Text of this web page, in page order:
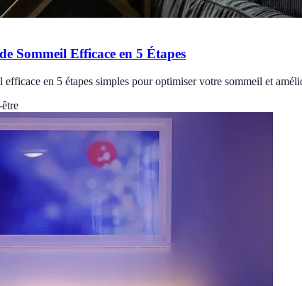
Sommeil Efficace en 5 Étapes
en 5 étapes simples pour optimiser votre sommeil et